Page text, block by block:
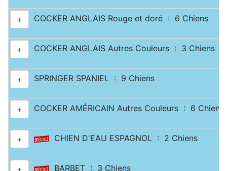
+ COCKER ANGLAIS Rouge et doré : 6 Chiens
+ COCKER ANGLAIS Autres Couleurs : 3 Chiens
+ SPRINGER SPANIEL : 9 Chiens
+ COCKER AMÉRICAIN Autres Couleurs : 6 Chiens
+ CHIEN D'EAU ESPAGNOL : 2 Chiens
+ BARBET : 3 Chiens